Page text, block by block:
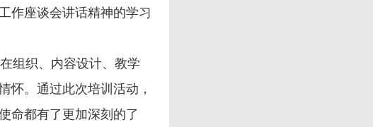
作座谈会讲话精神的学习
组织、内容设计、教学
怀。通过此次培训活动，
命都有了更加深刻的了